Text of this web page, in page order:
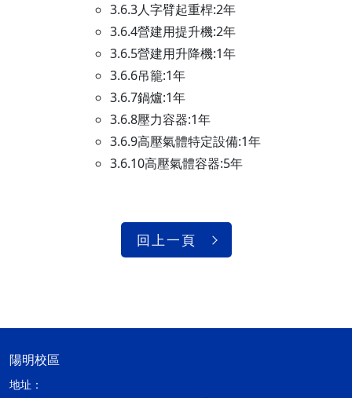
3.6.3人字臂起重桿:2年
3.6.4營建用提升機:2年
3.6.5營建用升降機:1年
3.6.6吊籠:1年
3.6.7鍋爐:1年
3.6.8壓力容器:1年
3.6.9高壓氣體特定設備:1年
3.6.10高壓氣體容器:5年
回上一頁
陽明校區
地址：